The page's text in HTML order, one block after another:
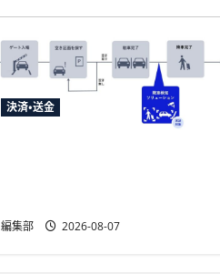
決済・送金
編集部 2026-08-07